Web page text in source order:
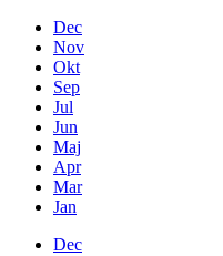
Dec
Nov
Okt
Sep
Jul
Jun
Maj
Apr
Mar
Jan
Dec